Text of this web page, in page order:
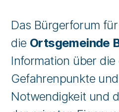
Das Bürgerforum für
die Ortsgemeinde
Information über
Gefahrenpunkte
Notwendigkeit und